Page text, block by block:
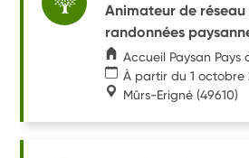
Animateur de
randonnées
Accueil Paysan Pays
À partir du 1 octobre
Mûrs-Erigné (49610)